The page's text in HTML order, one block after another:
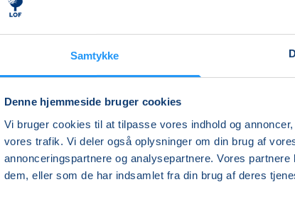
Samtykke
Denne hjemmeside bruger cookies
Vi bruger cookies til at tilpasse vores indhold og
vores trafik. Vi deler også oplysninger om din brug af
annonceringspartnere og analysepartnere. Vores
dem, eller som de har indsamlet fra din brug af deres
Det spirer og gror, vokser og
SMKThy er naturen inviteret helt
opleve udstillingen Levende
sameksistensen mellem